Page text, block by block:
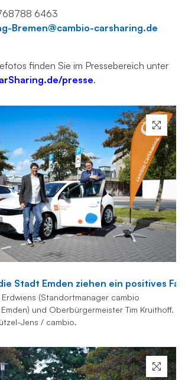
6463
Bremen@cambio-carsharing.de
finden Sie im Pressebereich unter
presse.
Emden ziehen ein positives Fazit nach einem
Erdwiens (Standortmanager cambio
und Oberbürgermeister Tim Kruithoff.
Jens / cambio.